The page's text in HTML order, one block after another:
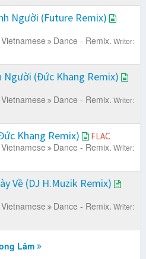
Người (Future Remix)
Vietnamese Dance - Remix. Writer:
Người (Đức Khang Remix)
Vietnamese Dance - Remix. Writer:
Khang Remix) FLAC
Vietnamese Dance - Remix. Writer:
Về (DJ H.Muzik Remix)
Vietnamese Dance - Remix. Writer:
Lâm